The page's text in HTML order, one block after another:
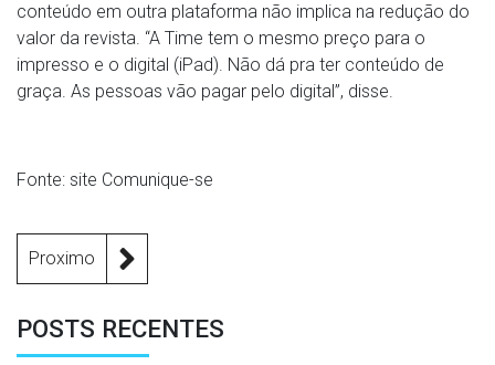
conteúdo em outra plataforma não implica na redução do
valor da revista. “A Time tem o mesmo preço para o
impresso e o digital (iPad). Não dá pra ter conteúdo de
graça. As pessoas vão pagar pelo digital”, disse.
Fonte: site Comunique-se
Proximo
POSTS RECENTES